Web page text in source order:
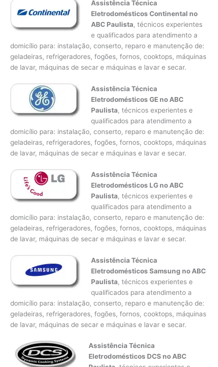
Assistência Técnica
Eletrodomésticos Continental no
ABC Paulista, técnicos experientes
e qualificados para atendimento a
domicílio para: instalação, conserto, reparo e manutenção de:
geladeiras, refrigeradores, fogões, fornos, cooktops, máquinas
de lavar, máquinas de secar e máquinas e lavar e secar.
Assistência Técnica
Eletrodomésticos GE no ABC
Paulista, técnicos experientes e
qualificados para atendimento a
domicílio para: instalação, conserto, reparo e manutenção de:
geladeiras, refrigeradores, fogões, fornos, cooktops, máquinas
de lavar, máquinas de secar e máquinas e lavar e secar.
Assistência Técnica
Eletrodomésticos LG no ABC
Paulista, técnicos experientes e
qualificados para atendimento a
domicílio para: instalação, conserto, reparo e manutenção de:
geladeiras, refrigeradores, fogões, fornos, cooktops, máquinas
de lavar, máquinas de secar e máquinas e lavar e secar.
Assistência Técnica
Eletrodomésticos Samsung no ABC
Paulista, técnicos experientes e
qualificados para atendimento a
domicílio para: instalação, conserto, reparo e manutenção de:
geladeiras, refrigeradores, fogões, fornos, cooktops, máquinas
de lavar, máquinas de secar e máquinas e lavar e secar.
Assistência Técnica
Eletrodomésticos DCS no ABC